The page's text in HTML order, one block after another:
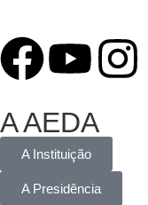
A AEDA
A Instituição
A Presidência